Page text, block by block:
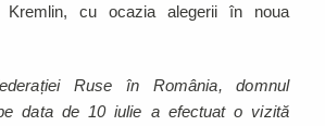
Kremlin, cu ocazia alegerii în noua
Ruse în România, domnul
data de 10 iulie a efectuat o vizită